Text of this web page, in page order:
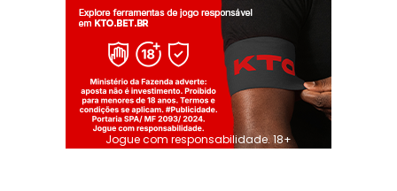
Jogue com responsabilidade. 18+